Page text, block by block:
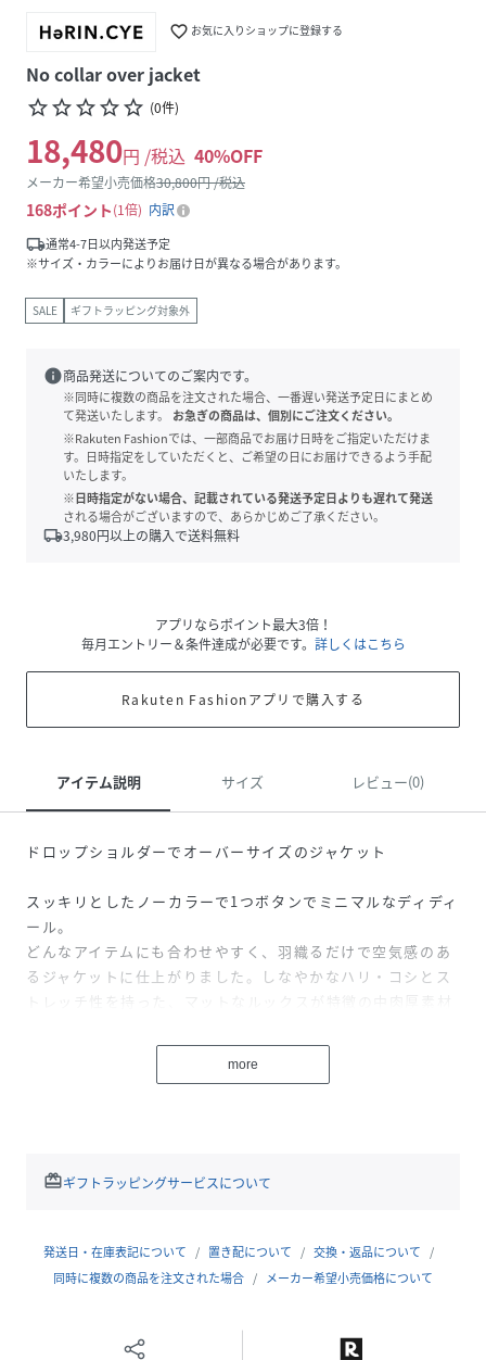
favorite_border お気に入りショップに登録する
No collar over jacket
star_borderstar_borderstar_borderstar_borderstar_border (0件)
18,480円 /税込 40%OFF
メーカー希望小売価格30,800円 /税込
168ポイント 1倍
内訳
local_shipping通常4-7日以内発送予定
※サイズ・カラーによりお届け日が異なる場合があります。
SALE ギフトラッピング対象外
info商品発送についてのご案内です。
※同時に複数の商品を注文された場合、一番遅い発送予定日にまとめ
て発送いたします。
お急ぎの商品は、個別にご注文ください。
※Rakuten Fashionでは、一部商品でお届け日時をご指定いただけま
す。日時指定をしていただくと、ご希望の日にお届けできるよう手配
いたします。
※日時指定がない場合、記載されている発送予定日よりも遅れて発送
される場合がございますので、あらかじめご了承ください。
local_shipping3,980円以上の購入で送料無料
アプリならポイント最大3倍！
毎月エントリー＆条件達成が必要です。 詳しくはこちら
Rakuten Fashionアプリで購入する
アイテム説明 サイズ レビュー(0)
ドロップショルダーでオーバーサイズのジャケット
スッキリとしたノーカラーで1つボタンでミニマルなディディ
ール。
どんなアイテムにも合わせやすく、羽織るだけで空気感のあ
るジャケットに仕上がりました。しなやかなハリ・コシとス
トレッチ性を持った、マットなルックスが特徴の中肉厚素材
ノーカラーオーバージャケット
干異なる場合があります。
※着用、お取り扱いの際は、アテンションタグをご確認くだ
さい。
more
redeemギフトラッピングサービスについて
発送日・在庫表記について 置き配について
交換・返品について
同時に複数の商品を注文された場合
メーカー希望小売価格について